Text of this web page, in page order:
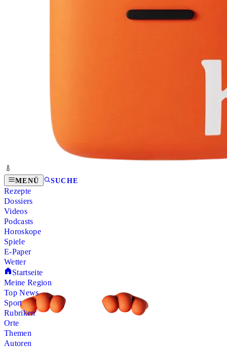
MENÜ SUCHE
Rezepte
Dossiers
Videos
Podcasts
Horoskope
Spiele
E-Paper
Wetter
Startseite
Meine Region
Top News
Sport
Rubriken
Orte
Themen
Autoren